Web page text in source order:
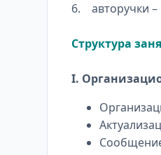
6. авторучки –
Структура
I.